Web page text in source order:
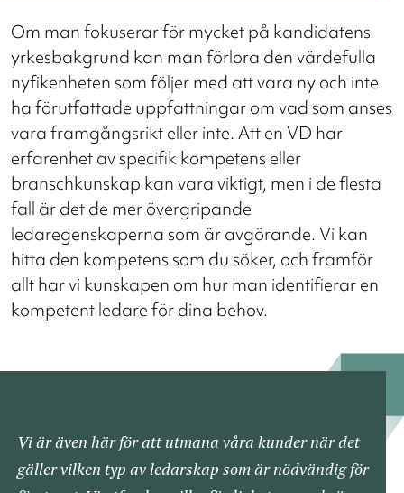
Om man fokuserar för mycket på kandidatens
yrkesbakgrund kan man förlora den värdefulla
nyfikenheten som följer med att vara ny och inte
ha förutfattade uppfattningar om vad som anses
vara framgångsrikt eller inte. Att en VD har
erfarenhet av specifik kompetens eller
branschkunskap kan vara viktigt, men i de flesta
fall är det de mer övergripande
ledaregenskaperna som är avgörande. Vi kan
hitta den kompetens som du söker, och framför
allt har vi kunskapen om hur man identifierar en
kompetent ledare för dina behov.
Vi är även här för att utmana våra kunder när det
gäller vilken typ av ledarskap som är nödvändig för